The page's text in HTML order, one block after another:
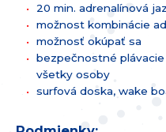
20 min. adrenalínová
možnost kombinácie
možnosť okúpať sa
bezpečnostné
všetky osoby
surfová doska, wake